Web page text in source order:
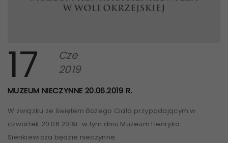
17
Cze
2019
MUZEUM NIECZYNNE 20.06.2019 R.
W związku ze świętem Bożego Ciała przypadającym w
czwartek 20.06.2019r. w tym dniu Muzeum Henryka
Sienkiewicza będzie nieczynne.